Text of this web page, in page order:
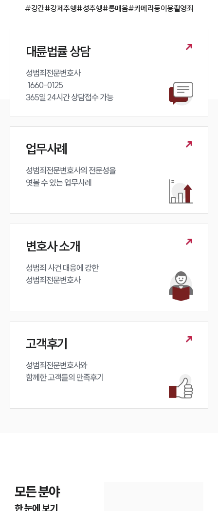
#강간#강제추행#성추행#통매음#카메라등이용촬영죄
대륜법률 상담
성범죄전문변호사
365일 24시간 상담접수 가능
업무사례
성범죄전문변호사의 전문성을
엿볼 수 있는 업무사례
변호사 소개
성범죄 사건 대응에 강한
성범죄전문변호사
고객후기
성범죄전문변호사와
함께한 고객들의 만족후기
모든 분야
한 눈에 보기